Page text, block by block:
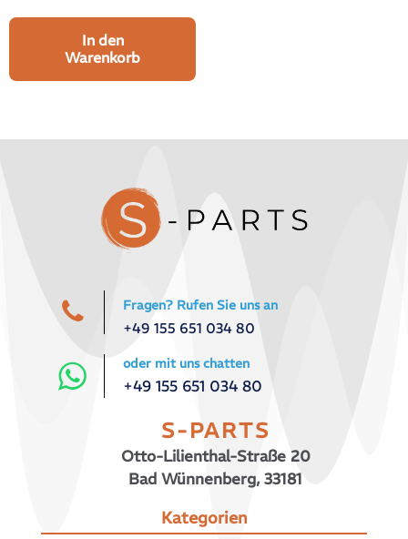
In den
Warenkorb
Fragen? Rufen Sie uns an
+49 155 651 034 80
oder mit uns chatten
+49 155 651 034 80
S-PARTS
Otto-Lilienthal-Straße 20
Bad Wünnenberg, 33181
Kategorien